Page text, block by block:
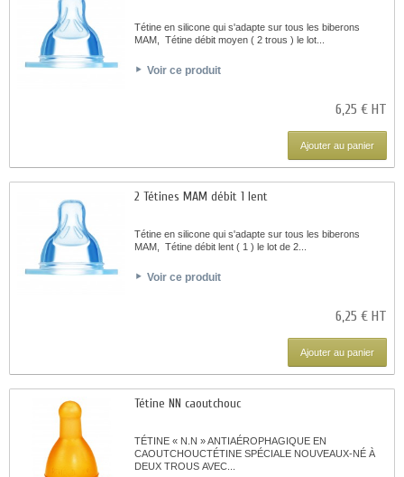
Tétine en silicone qui s'adapte sur tous les biberons
MAM, Tétine débit moyen ( 2 trous ) le lot...
Voir ce produit
6,25 € HT
Ajouter au panier
2 Tétines MAM débit 1 lent
Tétine en silicone qui s'adapte sur tous les biberons
MAM, Tétine débit lent ( 1 ) le lot de 2...
Voir ce produit
6,25 € HT
Ajouter au panier
Tétine NN caoutchouc
TÉTINE « N.N » ANTIAÉROPHAGIQUE EN
CAOUTCHOUCTÉTINE SPÉCIALE NOUVEAUX-NÉ À
DEUX TROUS AVEC...